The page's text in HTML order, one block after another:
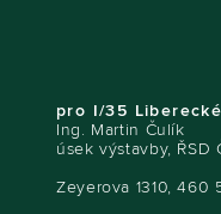
pro I/35
Ing. Martin Čulík
úsek výstavby, ŘSD
Zeyerova 1310, 460